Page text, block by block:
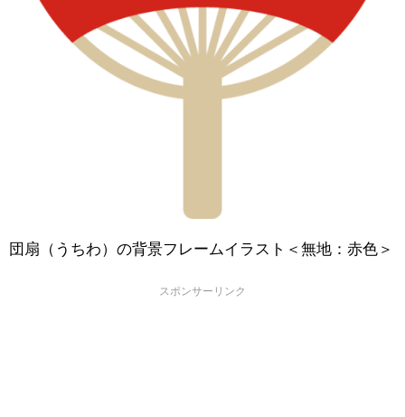
団扇（うちわ）の背景フレームイラスト＜無地：赤色＞
スポンサーリンク